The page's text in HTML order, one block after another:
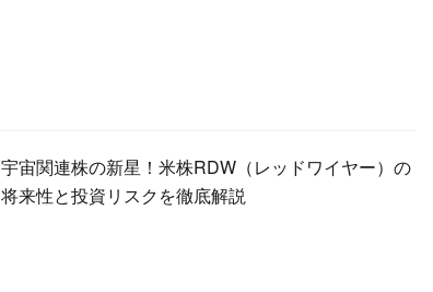
宇宙関連株の新星！米株RDW（レッドワイヤー）の
将来性と投資リスクを徹底解説